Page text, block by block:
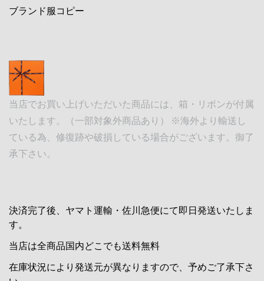
ブランド服コピー
当店でお買い上げいただいた商品には、箱・リボンが付属
いたします。（一部対象外商品あり） ※海外より輸送し
ている為、修復跡や破損している場合がございます。御了
承下さい。
決済完了後、ヤマト運輸・佐川急便にて即日発送いたしま
す。
当店は全商品国内どこでも送料無料
在庫状況により発送元が異なりますので、予めご了承下さ